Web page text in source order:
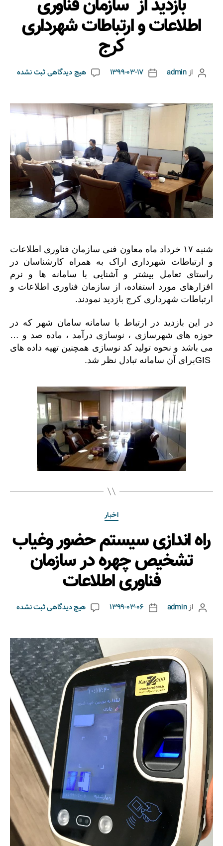
بازدید از سازمان فناوری
اطلاعات و ارتباطات شهرداری
کرج
ازadmin
1399-03-17 هیچ دیدگاهیثبت نشده
شنبه ۱۷ خرداد ماه معاون فنی
سازمان فناوری اطلاعات
و ارتباطات شهرداری اراک به همراه کارشناسان در
راستای تعامل بیشتر و آشنایی با سامانه ها و نرم
افزارهای مورد استفاده، از سازمان فناوری اطلاعات و
ارتباطات شهرداری کرج بازدید نمودند.
در این بازدید در ارتباط با سامانه سامان شهر که در
حوزه های شهرسازی ، نوسازی درآمد ، ماده صد و …
می باشد و نحوه تولید کد نوسازی همچنین تهیه داده های
GISبرای آن سامانه تبادل نظر شد.
اخبار
راه اندازی سیستم حضور وغیاب
تشخیص چهره در سازمان
فناوری اطلاعات
ازadmin
1399-03-06 هیچ دیدگاهیثبت نشده